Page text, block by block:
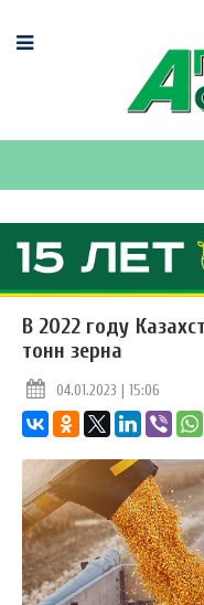
В 2022 году
тонн зерна
04.01.2023 | 15:06